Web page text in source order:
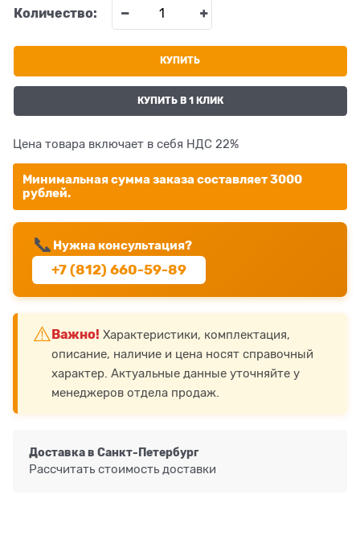
Количество:
КУПИТЬ
КУПИТЬ В 1 КЛИК
Цена товара включает в себя НДС 22%
Минимальная сумма заказа составляет 3000
рублей.
📞 Нужна консультация?
+7 (812) 660-59-89
⚠️ Важно! Характеристики, комплектация,
описание, наличие и цена носят справочный
характер. Актуальные данные уточняйте у
менеджеров отдела продаж.
Доставка в Санкт-Петербург
Рассчитать стоимость доставки